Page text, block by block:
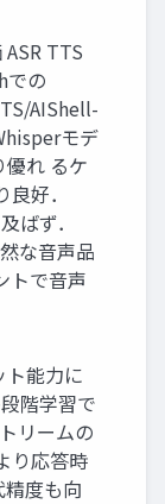
TTS
での
AIShell-
モデ
優れ るケ
好．
ばず．
な音声品
トで音声
ト能力に
階学習で
リームの
り応答時
度も向